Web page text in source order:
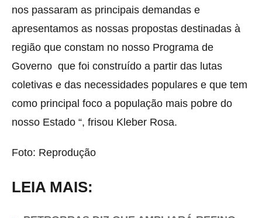
nos passaram as principais demandas e
apresentamos as nossas propostas destinadas à
região que constam no nosso Programa de
Governo que foi construído a partir das lutas
coletivas e das necessidades populares e que tem
como principal foco a população mais pobre do
nosso Estado “, frisou Kleber Rosa.
Foto: Reprodução
LEIA MAIS: